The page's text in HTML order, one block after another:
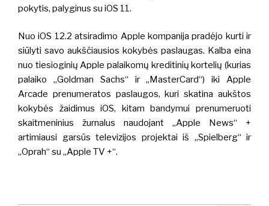
pokytis, palyginus su iOS 11.
Nuo iOS 12.2 atsiradimo Apple kompanija pradėjo kurti ir
siūlyti savo aukščiausios kokybės paslaugas. Kalba eina
nuo tiesioginių Apple palaikomų kreditinių kortelių (kurias
palaiko „Goldman Sachs“ ir „MasterCard“) iki Apple
Arcade prenumeratos paslaugos, kuri skatina aukštos
kokybės žaidimus iOS, kitam bandymui prenumeruoti
skaitmeninius žurnalus naudojant „Apple News“ +
artimiausi garsūs televizijos projektai iš „Spielberg“ ir
„Oprah“ su „Apple TV +“.